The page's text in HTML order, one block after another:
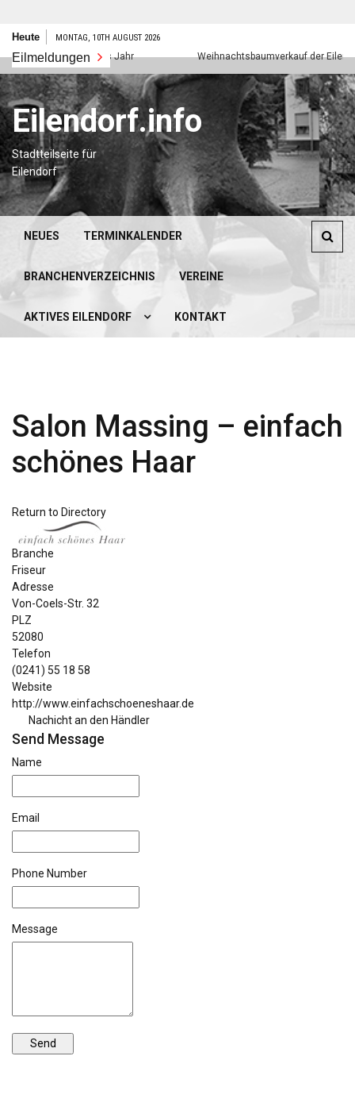
Zum
springen
Heute MONTAG, 10TH AUGUST 2026
Eilmeldungen
Frohes neues Jahr Weihnachtsbaumverkauf der
Eilendorf.info
Stadtteilseite für
Eilendorf
NEUES TERMINKALENDER
BRANCHENVERZEICHNIS VEREINE
AKTIVES EILENDORF KONTAKT
Salon Massing – einfach
schönes Haar
Return to Directory
Branche
Friseur
Adresse
Von-Coels-Str. 32
PLZ
52080
Telefon
(0241) 55 18 58
Website
http://www.einfachschoeneshaar.de
Nachicht an den Händler
Send Message
Name
Email
Phone Number
Message